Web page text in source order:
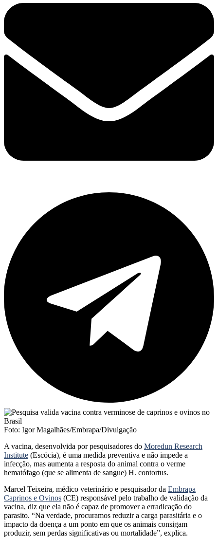
Foto: Igor Magalhães/Embrapa/Divulgação
A vacina, desenvolvida por pesquisadores do Moredun Research
Institute (Escócia), é uma medida preventiva e não impede a
infecção, mas aumenta a resposta do animal contra o verme
hematófago (que se alimenta de sangue) H. contortus.
Marcel Teixeira, médico veterinário e pesquisador da Embrapa
Caprinos e Ovinos (CE) responsável pelo trabalho de validação da
vacina, diz que ela não é capaz de promover a erradicação do
parasito. “Na verdade, procuramos reduzir a carga parasitária e o
impacto da doença a um ponto em que os animais consigam
produzir, sem perdas significativas ou mortalidade”, explica.